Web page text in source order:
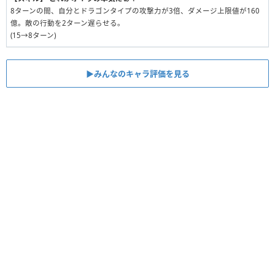
8ターンの間、自分とドラゴンタイプの攻撃力が3倍、ダメージ上限値が160
億。敵の行動を2ターン遅らせる。
(15→8ターン)
▶︎みんなのキャラ評価を見る